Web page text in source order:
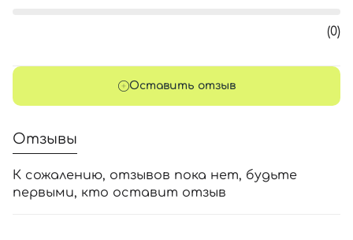
(0)
Оставить отзыв
Отзывы
К сожалению, отзывов пока нет, будьте
первыми, кто оставит отзыв